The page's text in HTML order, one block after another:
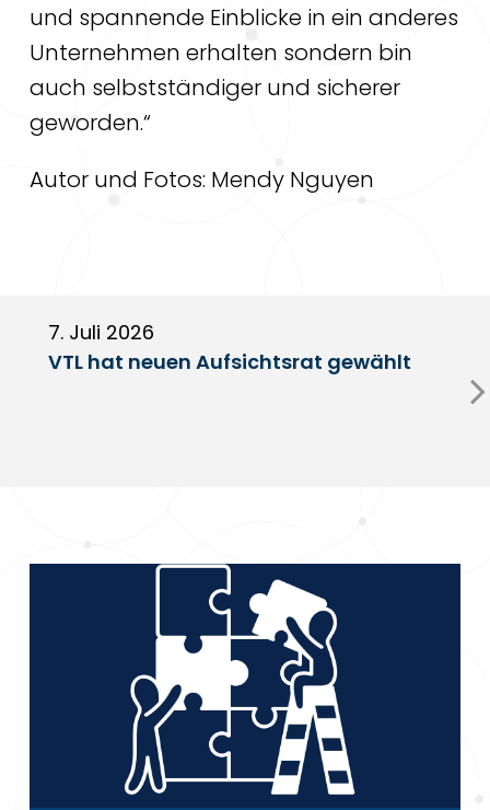
und spannende Einblicke in ein anderes
Unternehmen erhalten sondern bin
auch selbstständiger und sicherer
geworden.“
Autor und Fotos: Mendy Nguyen
7. Juli 2026
VTL hat neuen Aufsichtsrat gewählt